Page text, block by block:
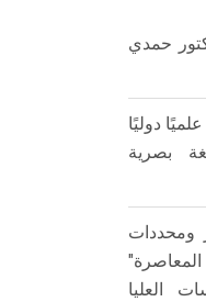
حمدي
دوليًا
بصرية
ومحددات
العليا